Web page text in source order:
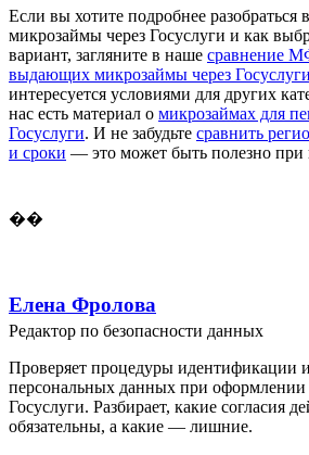
Если вы хотите подробнее
микрозаймы через Госуслуги и как
вариант, загляните в наше сравнение
выдающих микрозаймы через Госуслуги
интересуется условиями для других
нас есть материал о микрозаймах для
Госуслуги. И не забудьте сравнить
и сроки — это может быть полезно при
��
Елена Фролова
Редактор по безопасности данных
Проверяет процедуры идентификации
персональных данных при оформлении
Госуслуги. Разбирает, какие согласия
обязательны, а какие — лишние.